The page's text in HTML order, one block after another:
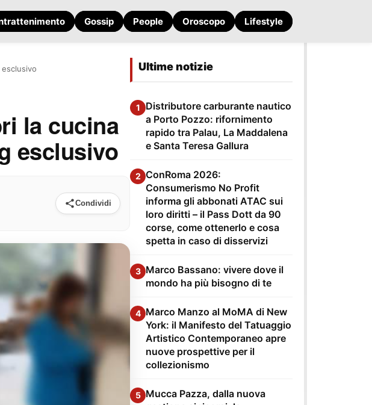
Gossip People Oroscopo Lifestyle
la cucina
esclusivo
Condividi
Ultime notizie
1
Distributore carburante nautico
a Porto Pozzo: rifornimento
rapido tra Palau, La Maddalena
e Santa Teresa Gallura
2 ConRoma 2026:
Consumerismo No Profit
informa gli abbonati ATAC sui
loro diritti – il Pass Dott da 90
corse, come ottenerlo e cosa
spetta in caso di disservizi
3 Marco Bassano: vivere dove il
mondo ha più bisogno di te
4 Marco Manzo al MoMA di New
York: il Manifesto del Tatuaggio
Artistico Contemporaneo apre
nuove prospettive per il
collezionismo
5 Mucca Pazza, dalla nuova